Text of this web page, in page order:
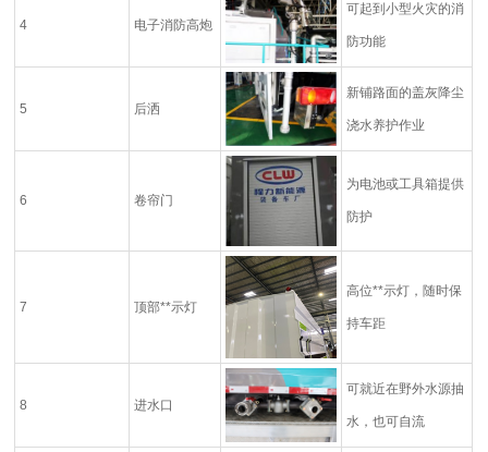
4 电子消防高炮
可起到小型火灾的消
防功能
5 后洒
新铺路面的盖灰降尘
浇水养护作业
6 卷帘门
为电池或工具箱提供
防护
7 顶部**示灯
高位**示灯，随时保
持车距
8 进水口
可就近在野外水源抽
水，也可自流